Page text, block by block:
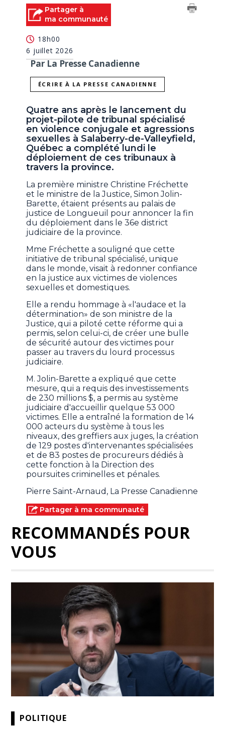
Partager à
ma communauté
18h00
6 juillet 2026
Par La Presse Canadienne
ÉCRIRE À LA PRESSE CANADIENNE
Quatre ans après le lancement du
projet-pilote de tribunal spécialisé
en violence conjugale et agressions
sexuelles à Salaberry-de-Valleyfield,
Québec a complété lundi le
déploiement de ces tribunaux à
travers la province.
La première ministre Christine Fréchette
et le ministre de la Justice, Simon Jolin-
Barette, étaient présents au palais de
justice de Longueuil pour annoncer la fin
du déploiement dans le 36e district
judiciaire de la province.
Mme Fréchette a souligné que cette
initiative de tribunal spécialisé, unique
dans le monde, visait à redonner confiance
en la justice aux victimes de violences
sexuelles et domestiques.
Elle a rendu hommage à «l'audace et la
détermination» de son ministre de la
Justice, qui a piloté cette réforme qui a
permis, selon celui-ci, de créer une bulle
de sécurité autour des victimes pour
passer au travers du lourd processus
judiciaire.
M. Jolin-Barette a expliqué que cette
mesure, qui a requis des investissements
de 230 millions $, a permis au système
judiciaire d'accueillir quelque 53 000
victimes. Elle a entraîné la formation de 14
000 acteurs du système à tous les
niveaux, des greffiers aux juges, la création
de 129 postes d'intervenantes spécialisées
et de 83 postes de procureurs dédiés à
cette fonction à la Direction des
poursuites criminelles et pénales.
Pierre Saint-Arnaud, La Presse Canadienne
Partager à ma communauté
RECOMMANDÉS POUR
VOUS
POLITIQUE